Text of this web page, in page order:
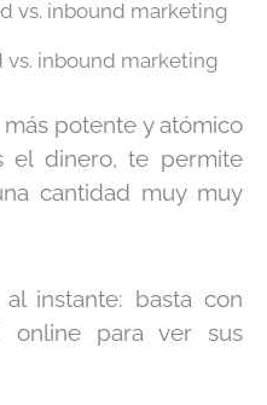
inbound marketing
más potente y atómico
el dinero, te permite
cantidad muy muy
instante: basta con
online para ver sus